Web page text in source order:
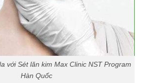
với Sét lăn kim Max Clinic NST Program
Hàn Quốc